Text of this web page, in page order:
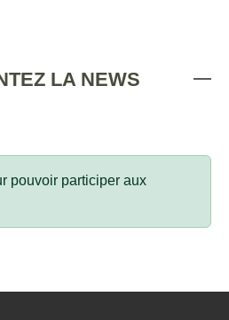
LA NEWS
pouvoir participer aux